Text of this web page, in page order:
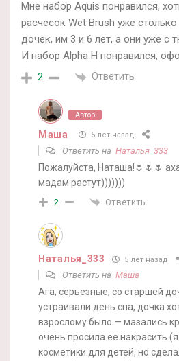
Мне набор Aquis понравился,
расчесок Wet Brush уже
дочек, им 3 и 6 лет, а они уже с
И набор Alpha H понравился,
2 Ответить
Автор
Маша 5 лет назад
Ответить на Наталья_333
Пожалуйста, Наташа!🌷🌷🌷
мадам растут)))))))
2 Ответить
Наталья_333 5 лет назад
Ответить на Маша
Ага, серьезные, со старшей
устраивали день спа, дочка
взрослому было — мазались
очень просила ее накрасить
косметики для детей, но